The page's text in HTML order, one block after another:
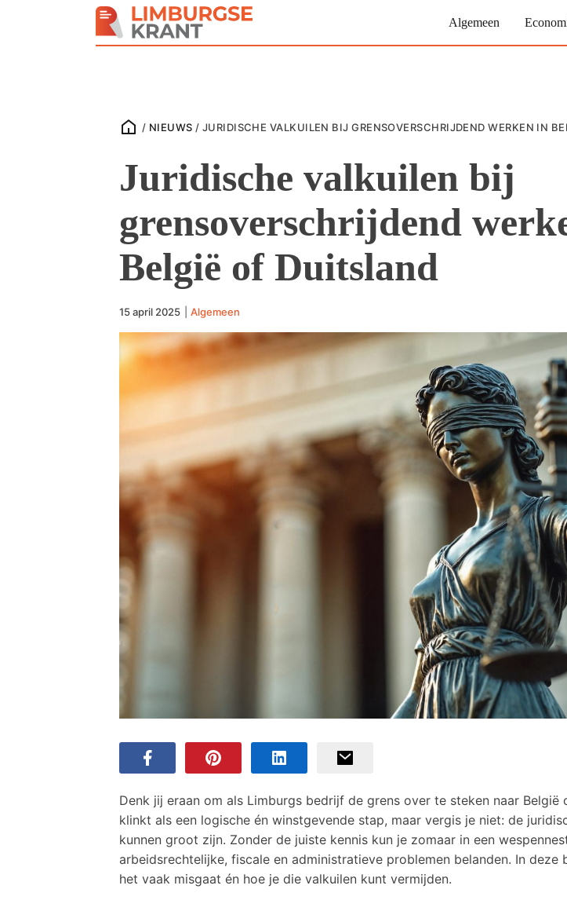
Algemeen
/ NIEUWS / JURIDISCHE VALKUILEN BIJ GRENSOVERSCHRIJDEND WERKEN IN
Juridische valkuilen bij
grensoverschrijdend
België of Duitsland
15 april 2025 Algemeen
Denk jij eraan om als Limburgs bedrijf de grens over te steken naar België
klinkt als een logische én winstgevende stap, maar vergis je niet: de
kunnen groot zijn. Zonder de juiste kennis kun je zomaar in een
arbeidsrechtelijke, fiscale en administratieve problemen belanden. In deze
het vaak misgaat én hoe je die valkuilen kunt vermijden.